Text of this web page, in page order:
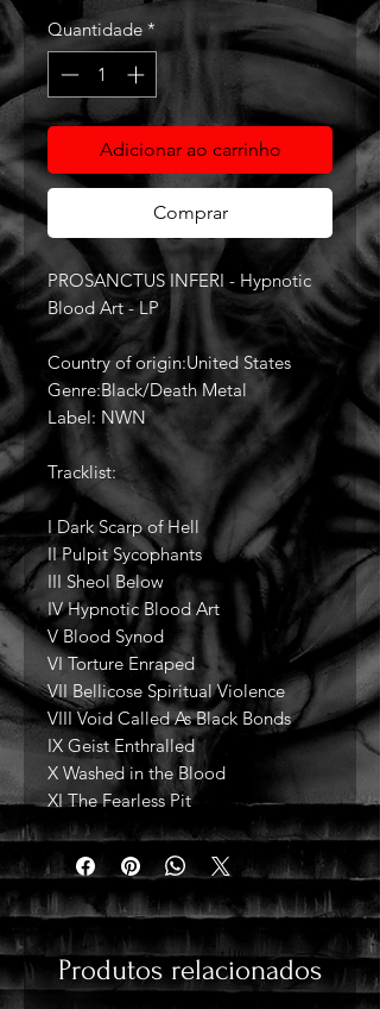
Quantidade *
Adicionar ao carrinho
Comprar
PROSANCTUS INFERI - Hypnotic
Blood Art - LP
Country of origin:United States
Genre:Black/Death Metal
Label: NWN
Tracklist:
I Dark Scarp of Hell
II Pulpit Sycophants
III Sheol Below
IV Hypnotic Blood Art
V Blood Synod
VI Torture Enraped
VII Bellicose Spiritual Violence
VIII Void Called As Black Bonds
IX Geist Enthralled
X Washed in the Blood
XI The Fearless Pit
Produtos relacionados